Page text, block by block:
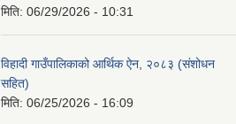
मिति: 06/29/2026 - 10:31
विहादी गाउँपालिकाको आर्थिक ऐन, २०८३ (संशोधन
सहित)
मिति: 06/25/2026 - 16:09